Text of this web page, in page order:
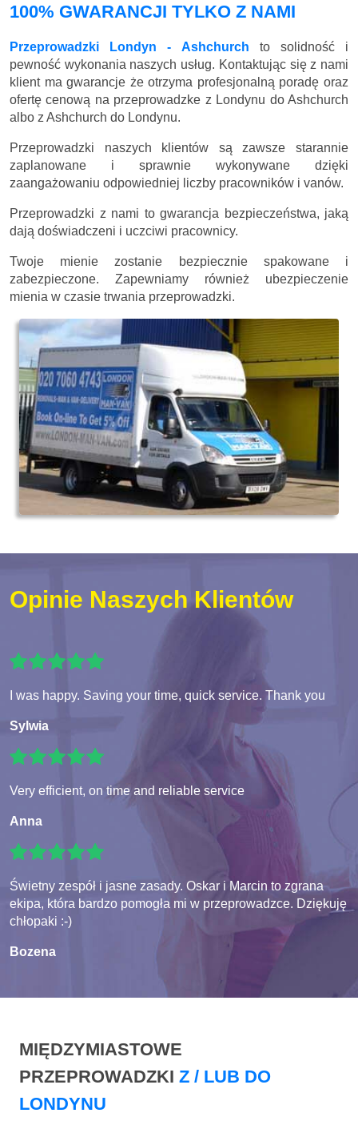
100% GWARANCJI TYLKO Z NAMI
Przeprowadzki Londyn - Ashchurch to solidność i
pewność wykonania naszych usług. Kontaktując się z nami
klient ma gwarancje że otrzyma profesjonalną poradę oraz
ofertę cenową na przeprowadzke z Londynu do Ashchurch
albo z Ashchurch do Londynu.
Przeprowadzki naszych klientów są zawsze starannie
zaplanowane i sprawnie wykonywane dzięki
zaangażowaniu odpowiedniej liczby pracowników i vanów.
Przeprowadzki z nami to gwarancja bezpieczeństwa, jaką
dają doświadczeni i uczciwi pracownicy.
Twoje mienie zostanie bezpiecznie spakowane i
zabezpieczone. Zapewniamy również ubezpieczenie
mienia w czasie trwania przeprowadzki.
Opinie Naszych Klientów
I was happy. Saving your time, quick service. Thank you
Sylwia
Very efficient, on time and reliable service
Anna
Świetny zespół i jasne zasady. Oskar i Marcin to zgrana
ekipa, która bardzo pomogła mi w przeprowadzce. Dziękuję
chłopaki :-)
Bozena
MIĘDZYMIASTOWE
PRZEPROWADZKI Z / LUB DO
LONDYNU